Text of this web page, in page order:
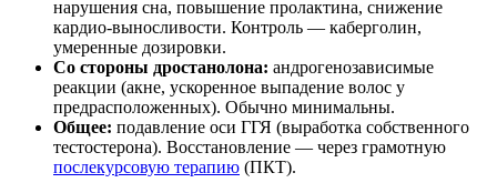
нарушения сна, повышение пролактина, снижение
кардио-выносливости. Контроль — каберголин,
умеренные дозировки.
Со стороны дростанолона: андрогенозависимые
реакции (акне, ускоренное выпадение волос у
предрасположенных). Обычно минимальны.
Общее: подавление оси ГГЯ (выработка собственного
тестостерона). Восстановление — через грамотную
послекурсовую терапию (ПКТ).